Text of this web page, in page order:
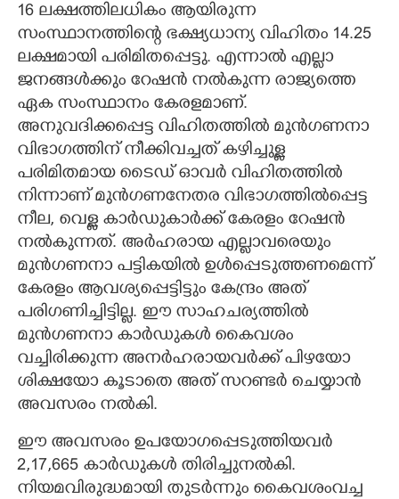
16 ലക്ഷത്തിലധികം ആയിരുന്ന
സംസ്ഥാനത്തിന്റെ ഭക്ഷ്യധാന്യ വിഹിതം 14.25
ലക്ഷമായി പരിമിതപ്പെട്ടു. എന്നാൽ എല്ലാ
ജനങ്ങൾക്കും റേഷൻ നൽകുന്ന രാജ്യത്തെ
ഏക സംസ്ഥാനം കേരളമാണ്.
അനുവദിക്കപ്പെട്ട വിഹിതത്തിൽ മുൻഗണനാ
വിഭാഗത്തിന് നീക്കിവച്ചത് കഴിച്ചുള്ള
പരിമിതമായ ടൈഡ് ഓവർ വിഹിതത്തിൽ
നിന്നാണ് മുൻഗണനേതര വിഭാഗത്തിൽപ്പെട്ട
നീല, വെള്ള കാർഡുകാർക്ക് കേരളം റേഷൻ
നൽകുന്നത്. അർഹരായ എല്ലാവരെയും
മുൻഗണനാ പട്ടികയിൽ ഉൾപ്പെടുത്തണമെന്ന്
കേരളം ആവശ്യപ്പെട്ടിട്ടും കേന്ദ്രം അത്
പരിഗണിച്ചിട്ടില്ല. ഈ സാഹചര്യത്തിൽ
മുൻഗണനാ കാർഡുകൾ കൈവശം
വച്ചിരിക്കുന്ന അനർഹരായവർക്ക് പിഴയോ
ശിക്ഷയോ കൂടാതെ അത് സറണ്ടർ ചെയ്യാൻ
അവസരം നൽകി.
ഈ അവസരം ഉപയോഗപ്പെടുത്തിയവർ
2,17,665 കാർഡുകൾ തിരി‌ച്ചുനൽകി.
നിയമവിരുദ്ധമായി തുടർന്നും കൈവശംവച്ച